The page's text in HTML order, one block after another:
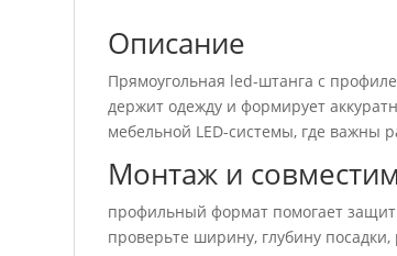
Описание
Прямоугольная led-штанга с
держит одежду и формирует
мебельной LED-системы, где важны
Монтаж и
профильный формат помогает
проверьте ширину, глубину